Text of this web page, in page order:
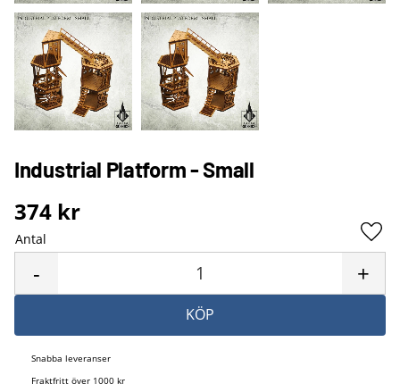
Industrial Platform - Small
374 kr
Antal
+
-
KÖP
Snabba leveranser
Fraktfritt över 1000 kr